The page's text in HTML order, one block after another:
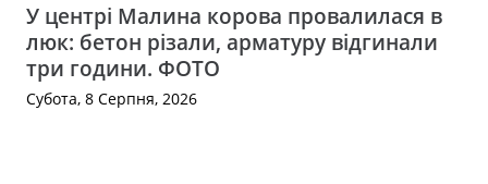
У центрі Малина корова провалилася в
люк: бетон різали, арматуру відгинали
три години. ФОТО
Субота, 8 Серпня, 2026